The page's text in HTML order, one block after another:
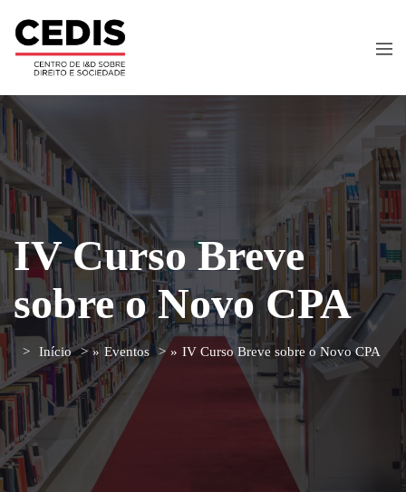
IV Curso Breve
sobre o Novo CPA
Início » Eventos » IV Curso Breve sobre o Novo CPA